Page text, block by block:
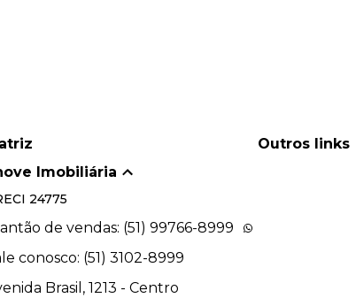
Imobiliária
24775
de vendas: (51) 99766-8999
conosco: (51) 3102-8999
Brasil, 1213 - Centro
Outros links